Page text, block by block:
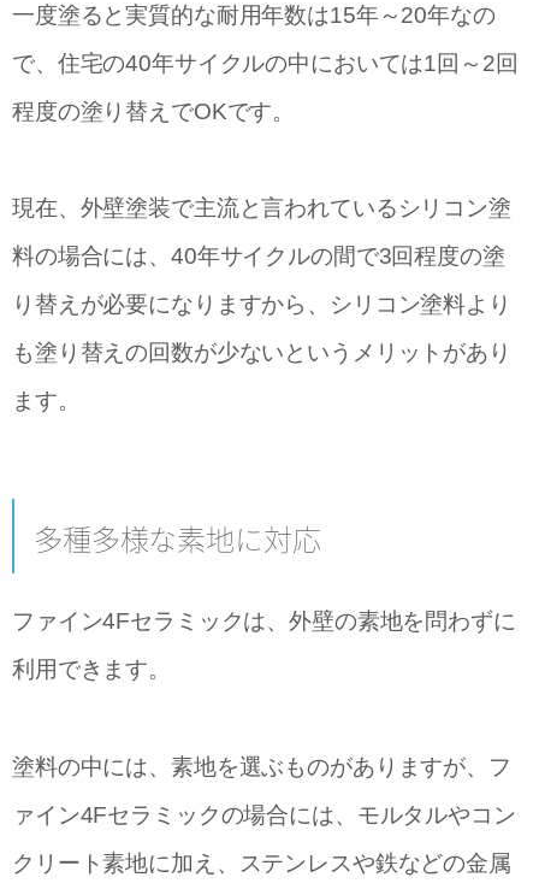
一度塗ると実質的な耐用年数は15年～20年なの
で、住宅の40年サイクルの中においては1回～2回
程度の塗り替えでOKです。
現在、外壁塗装で主流と言われているシリコン塗
料の場合には、40年サイクルの間で3回程度の塗
り替えが必要になりますから、シリコン塗料より
も塗り替えの回数が少ないというメリットがあり
ます。
多種多様な素地に対応
ファイン4Fセラミックは、外壁の素地を問わずに
利用できます。
塗料の中には、素地を選ぶものがありますが、フ
ァイン4Fセラミックの場合には、モルタルやコン
クリート素地に加え、ステンレスや鉄などの金属